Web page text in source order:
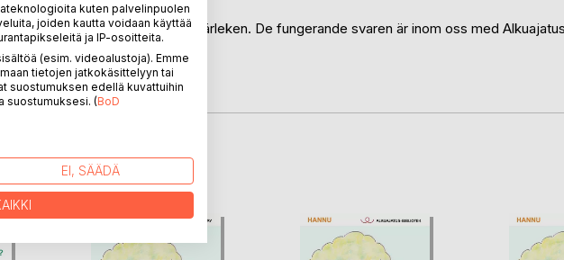
för att förstå livet och även kärleken. De fungerande svaren är inom oss med
dem.
hemsidan: www.alkuajatus.org
BoD:LLA
kuten palvelinpuolen
joiden kautta voidaan käyttää
ja IP-osoitteita.
(esim. videoalustoja). Emme
tietojen jatkokäsittelyyn tai
suostumuksen edellä kuvattuihin
suostumuksesi. (BoD
EI, SÄÄDÄ